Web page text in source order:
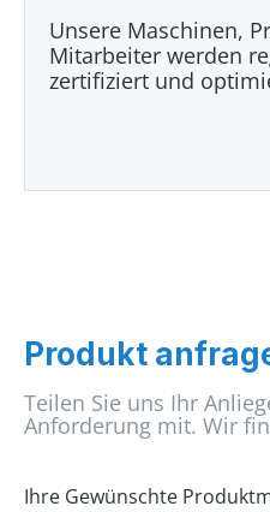
Unsere Maschinen,
Mitarbeiter werden
zertifiziert und
Produkt
Teilen Sie uns Ihr
Anforderung mit. Wir
Ihre Gewünschte